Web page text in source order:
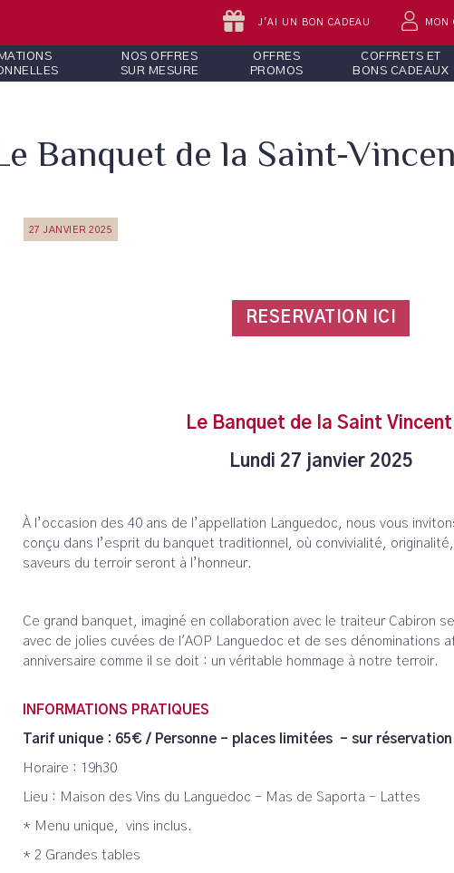
J'AI UN BON CADEAU MON
NOS OFFRES
SUR MESURE
OFFRES
PROMOS
COFFRETS ET
BONS CADEAUX
Banquet de la Saint-
27 JANVIER 2025
RESERVATION ICI
Le Banquet de la Saint Vincent
Lundi 27 janvier 2025
À l’occasion des 40 ans de l’appellation Languedoc, nous vous
conçu dans l’esprit du banquet traditionnel, où convivialité,
saveurs du terroir seront à l’honneur.
Ce grand banquet, imaginé en collaboration avec le traiteur Cabiron
avec de jolies cuvées de l'AOP Languedoc et de ses dénominations
anniversaire comme il se doit : un véritable hommage à notre terroir.
INFORMATIONS PRATIQUES
Tarif unique : 65€ / Personne - places limitées - sur
Horaire : 19h30
Lieu : Maison des Vins du Languedoc - Mas de Saporta - Lattes
* Menu unique, vins inclus.
* 2 Grandes tables